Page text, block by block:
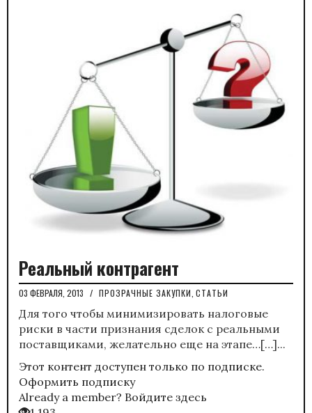
Реальный контрагент
03 ФЕВРАЛЯ, 2013 / ПРОЗРАЧНЫЕ ЗАКУПКИ СТАТЬИ
Для того чтобы минимизировать налоговые
риски в части признания сделок с реальными
поставщиками, желательно еще на этапе…[…]...
Этот контент доступен только по подписке.
Оформить подписку
Already a member? Войдите здесь